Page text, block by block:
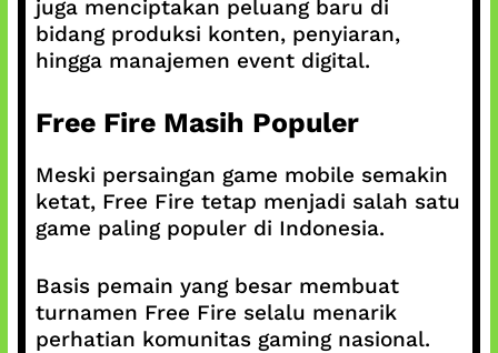
juga menciptakan peluang baru di
bidang produksi konten, penyiaran,
hingga manajemen event digital.
Free Fire Masih Populer
Meski persaingan game mobile semakin
ketat, Free Fire tetap menjadi salah satu
game paling populer di Indonesia.
Basis pemain yang besar membuat
turnamen Free Fire selalu menarik
perhatian komunitas gaming nasional.